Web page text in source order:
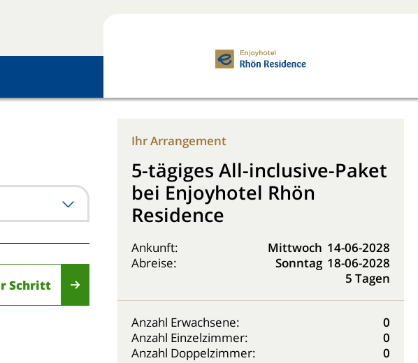
Schritt
Ihr Arrangement
5-tägiges All-inclusive-Paket
bei Enjoyhotel Rhön
Residence
Ankunft: Mittwoch 14-06-2028
Abreise:
Sonntag 18-06-2028
5 Tagen
Anzahl Erwachsene:
0
Anzahl Einzelzimmer:
0
Anzahl Doppelzimmer:
0